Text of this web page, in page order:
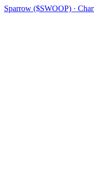
Sparrow ($SWOOP) ·